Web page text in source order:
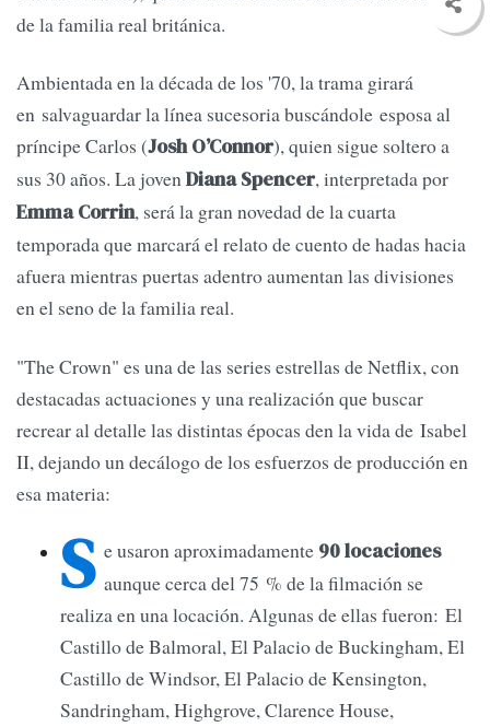
de la familia real británica.
Ambientada en la década de los '70, la trama girará
en salvaguardar la línea sucesoria buscándole esposa al
príncipe Carlos (Josh O’Connor), quien sigue soltero a
sus 30 años. La jovenDiana Spencer, interpretada por
Emma Corrin, será la gran novedad de la cuarta
temporada que marcará el relato de cuento de hadas hacia
afuera mientras puertas adentro aumentan las divisiones
en el seno de la familia real.
"The Crown" es una de las series estrellas de Netflix, con
destacadas actuaciones y una realización que buscar
recrear al detalle las distintas épocas den la vida de Isabel
II, dejando un decálogo de los esfuerzos de producción en
esa materia:
S e usaron aproximadamente 90 locaciones
aunque cerca del 75 % de la filmación se
realiza en una locación. Algunas de ellas fueron: El
Castillo de Balmoral, El Palacio de Buckingham, El
Castillo de Windsor, El Palacio de Kensington,
Sandringham, Highgrove, Clarence House,